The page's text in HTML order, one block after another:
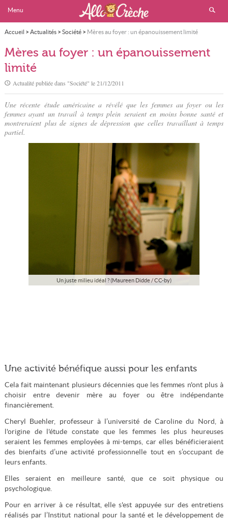
Menu
Accueil > Actualités> Société> Mères au foyer : un épanouissement limité
Mères au foyer : un épanouissement
limité
Actualité publiée dans "Société" le21/12/2011
Une récente étude américaine a révélé que les femmes au foyer ou les
femmes ayant un travail à temps plein seraient en moins bonne santé et
montreraient plus de signes de dépression que celles travaillant à temps
partiel.
Un juste milieu idéal ? (Maureen Didde / CC-by)
Une activité bénéfique aussi pour les enfants
Cela fait maintenant plusieurs décennies que les femmes n'ont plus à
choisir entre devenir mère au foyer ou être indépendante
financièrement.
Cheryl Buehler, professeur à l’université de Caroline du Nord, à
l'origine de l'étude constate que les femmes les plus heureuses
seraient les femmes employées à mi-temps, car elles bénéficieraient
des bienfaits d’une activité professionnelle tout en s’occupant de
leurs enfants.
Elles seraient en meilleure santé, que ce soit physique ou
psychologique.
Pour en arriver à ce résultat, elle s'est appuyée sur des entretiens
réalisés par l’Institut national pour la santé et le développement de